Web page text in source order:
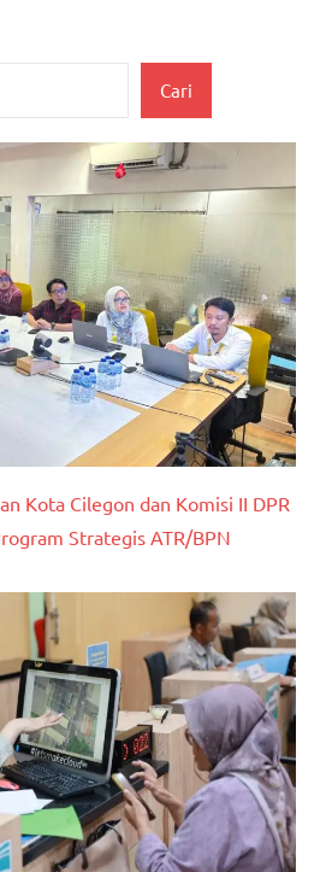
Cari
Kota Cilegon dan Komisi II DPR
Strategis ATR/BPN